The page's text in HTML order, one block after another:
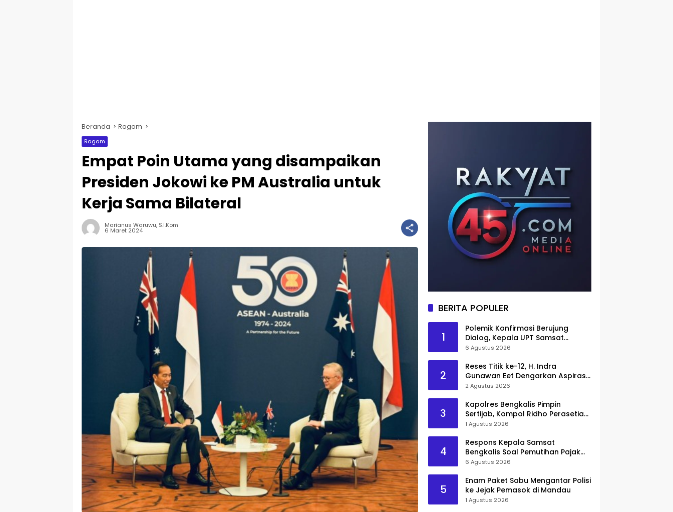
Beranda Ragam
Ragam
Empat Poin Utama yang disampaikan
Presiden Jokowi ke PM Australia untuk
Kerja Sama Bilateral
Marianus Waruwu, S.I.Kom
6 Maret 2024
BERITA POPULER
1
Polemik Konfirmasi Berujung
Dialog, Kepala UPT Samsat
Bengkalis Minta Maaf
6 Agustus 2026
2
Reses Titik ke-12, H. Indra
Gunawan Eet Dengarkan Aspirasi
Senggoro
2 Agustus 2026
3
Kapolres Bengkalis Pimpin
Sertijab, Kompol Ridho Perasetia
Jadi Wakapolres
1 Agustus 2026
4
Respons Kepala Samsat
Bengkalis Soal Pemutihan Pajak
Disorot
6 Agustus 2026
5
Enam Paket Sabu Mengantar Polisi
ke Jejak Pemasok di Mandau
1 Agustus 2026